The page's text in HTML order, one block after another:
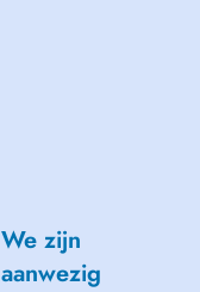
We zijn
aanwezig